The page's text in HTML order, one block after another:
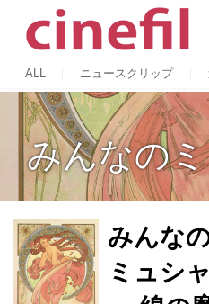
ALL ニュースクリップ
みんなの
みんな
ミュシ